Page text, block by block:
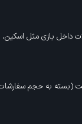
بازی مثل